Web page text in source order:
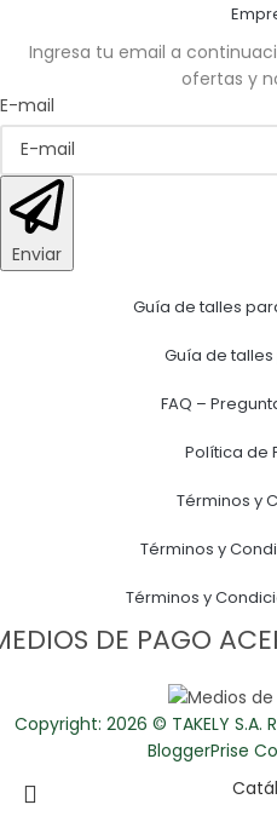
Ingresa tu email a
ofertas y
E-mail
Enviar
Guía de talles
Guía de
FAQ –
Política de
Términos y
Términos y
Términos y
DE PAGO
Copyright: 2026 © TAKELY S.A.
BloggerPrise